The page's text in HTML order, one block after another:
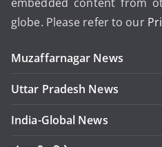
globe. Please refer to our
Muzaffarnagar News
Uttar Pradesh News
India-Global News